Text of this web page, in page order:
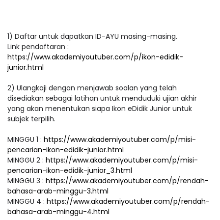
1) Daftar untuk dapatkan ID-AYU masing-masing.
Link pendaftaran :
https://www.akademiyoutuber.com/p/ikon-edidik-
junior.html
2) Ulangkaji dengan menjawab soalan yang telah
disediakan sebagai latihan untuk menduduki ujian akhir
yang akan menentukan siapa Ikon eDidik Junior untuk
subjek terpilih.
MINGGU 1 : https://www.akademiyoutuber.com/p/misi-
pencarian-ikon-edidik-junior.html
MINGGU 2 : https://www.akademiyoutuber.com/p/misi-
pencarian-ikon-edidik-junior_3.html
MINGGU 3 : https://www.akademiyoutuber.com/p/rendah-
bahasa-arab-minggu-3.html
MINGGU 4 : https://www.akademiyoutuber.com/p/rendah-
bahasa-arab-minggu-4.html